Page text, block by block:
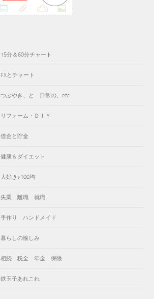
15分＆60分チャート
FXとチャート
つぶやき、と 日常の、etc
リフォーム・ＤＩＹ
借金と貯金
健康＆ダイエット
大好き♪100均
失業 離職 就職
手作り ハンドメイド
暮らしの愉しみ
相続 税金 年金 保険
鉄玉子あれこれ